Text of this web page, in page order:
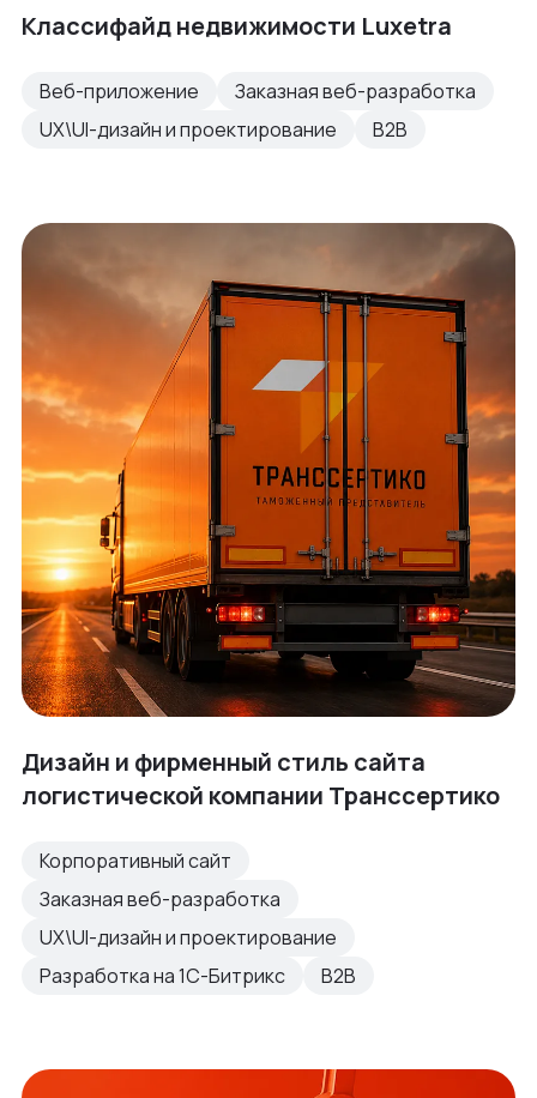
Классифайд недвижимости Luxetra
Веб-приложение
Заказная веб-разработка
UX\UI-дизайн и проектирование
B2B
Дизайн и фирменный стиль сайта
логистической компании Транссертико
Корпоративный сайт
Заказная веб-разработка
UX\UI-дизайн и проектирование
Разработка на 1С-Битрикс
B2B